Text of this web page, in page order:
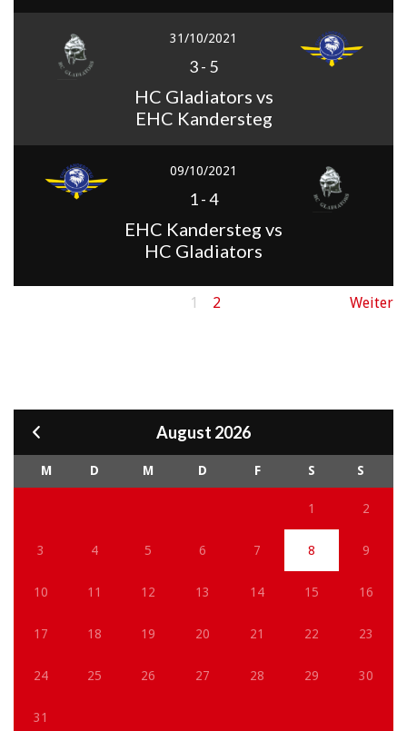
31/10/2021
3- 5
HC Gladiators vs
EHC Kandersteg
09/10/2021
1-4
EHC Kandersteg vs
HC Gladiators
1 2 Weiter
August 2026
M D M D F S S
1 2
3 4 5 6 7 8 9
10 11 12 13 14 15 16
17 18 19 20 21 22 23
24 25 26 27 28 29 30
31